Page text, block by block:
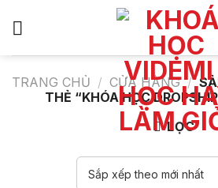
TRANG CHỦ / CỬA HÀNG /
THẺ “KHÓA HỌC
LỌC